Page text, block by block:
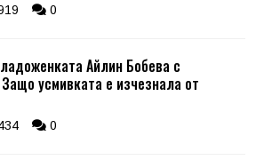
0
Айлин Бобева с
усмивката е изчезнала от
0